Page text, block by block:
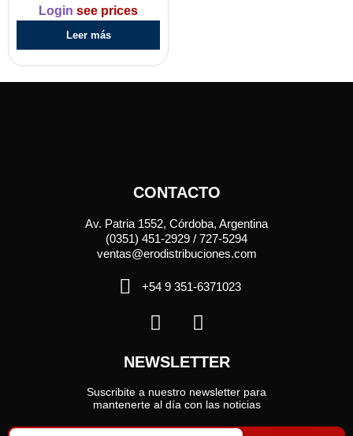
Login see prices
Leer más
CONTACTO
Av. Patria 1552, Córdoba, Argentina
(0351) 451-2929 / 727-5294
ventas@erodistribuciones.com
+54 9 351-6371023
NEWSLETTER
Suscribite a nuestro newsletter para
mantenerte al día con las noticias